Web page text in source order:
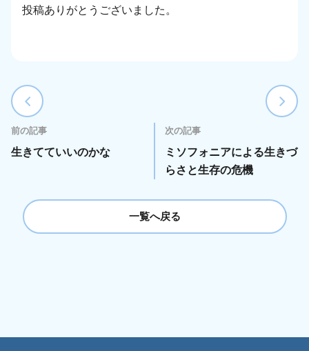
投稿ありがとうございました。
前の記事
生きてていいのかな
次の記事
ミソフォニアによる生きづ
らさと生存の危機
一覧へ戻る